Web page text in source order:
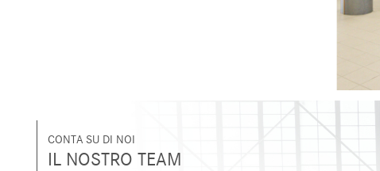
CONTA SU DI NOI
IL NOSTRO TEAM